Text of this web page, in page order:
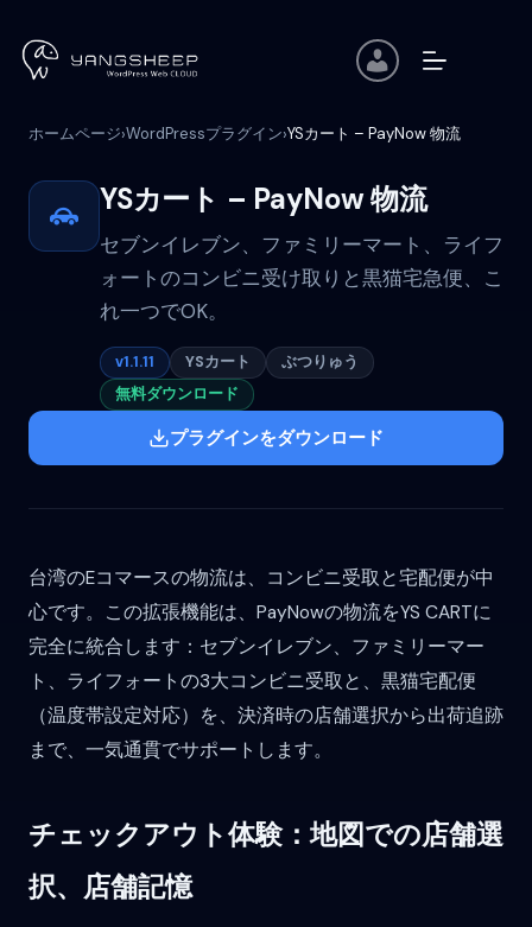
ホームページ›WordPressプラグイン›YSカート – PayNow 物流
YSカート – PayNow 物流
セブンイレブン、ファミリーマート、ライフ
ォートのコンビニ受け取りと黒猫宅急便、こ
れ一つでOK。
v1.1.11 YSカート
ぶつりゅう
無料ダウンロード
プラグインをダウンロード
台湾のEコマースの物流は、コンビニ受取と宅配便が中
心です。この拡張機能は、PayNowの物流をYS CARTに
完全に統合します：セブンイレブン、ファミリーマー
ト、ライフォートの3大コンビニ受取と、黒猫宅配便
（温度帯設定対応）を、決済時の店舗選択から出荷追跡
まで、一気通貫でサポートします。
チェックアウト体験：地図での店舗選
択、店舗記憶